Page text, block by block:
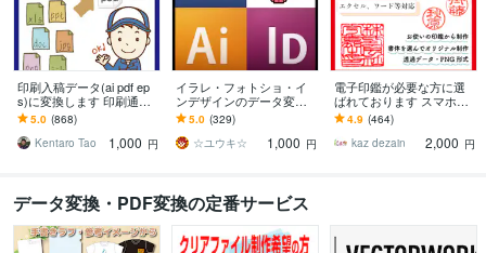
印刷入稿データ(ai pdf ep
s)に変換します 印刷通販
を利用したい方、入稿デ
ータに変換いたします！
5.0 (868)
Kentaro Tao
1,000 円
イラレ・フォトショ・イ
ンデザインのデータ変換
します デザイン作成のご
相談はDMより受けており
ます
5.0 (329)
☆ユウキ☆
1,000 円
電子印鑑が必要な方に選
ばれております スマホで
撮影した写真が印鑑にな
りますよ！新たに欧文タ
イプ登場
4.9 (464)
kaz dezain
2,000 円
データ変換・PDF変換の定番サービス